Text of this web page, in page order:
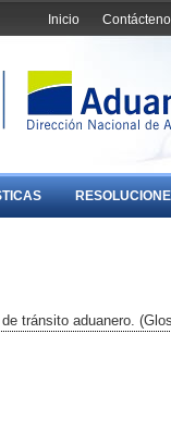
Inicio
tránsito aduanero.